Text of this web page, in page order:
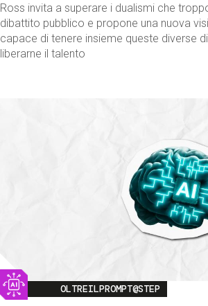
Ross invita a superare i dualismi che
dibattito pubblico e propone una nuova
capace di tenere insieme queste diverse
liberarne il talento
Image
OLTREILPROMPT@STEP